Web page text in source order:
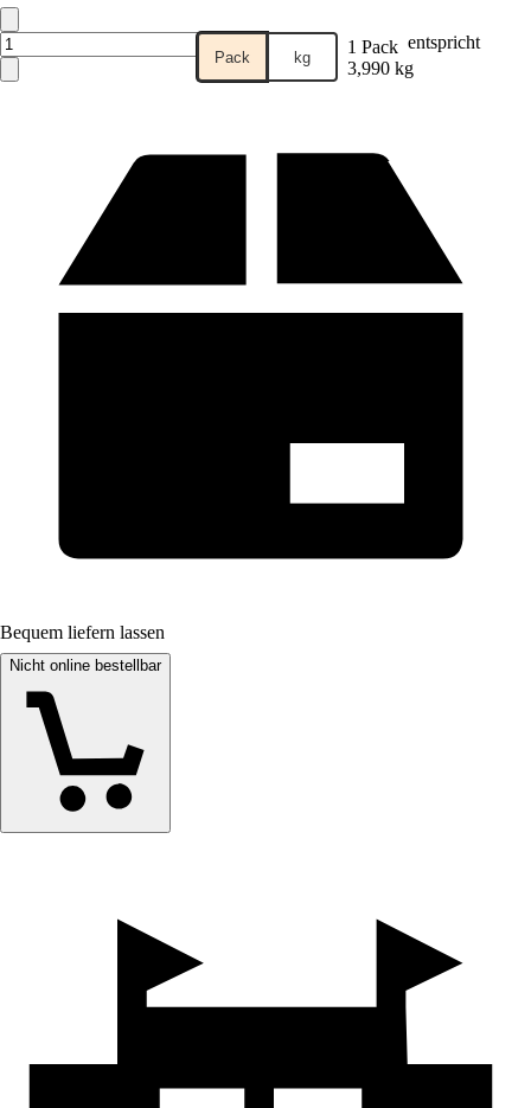
Pack kg 1 Pack entspricht
3,990 kg
Bequem liefern lassen
Nicht online bestellbar